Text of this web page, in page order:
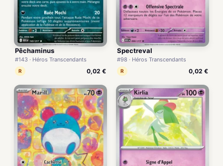
Pêchaminus
#143 · Héros Transcendants
R 0,02 €
Spectreval
#98 · Héros Transcendants
R 0,02 €